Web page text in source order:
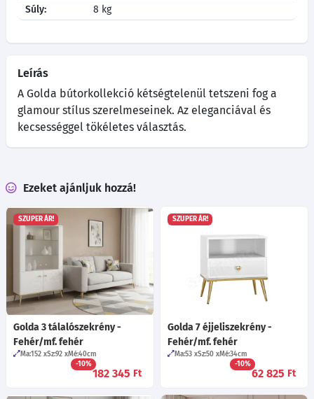
Súly:
8 kg
Leírás
A Golda bútorkollekció kétségtelenül tetszeni fog a
glamour stílus szerelmeseinek. Az eleganciával és
kecsességgel tökéletes választás.
Ezeket ajánljuk hozzá!
SZUPER ÁR!
Golda 3 tálalószekrény -
Fehér/mf. fehér
Ma:152 Sz:92 Mé:40cm
-10%
182 345 Ft
SZUPER ÁR!
Golda 7 éjjeliszekrény -
Fehér/mf. fehér
Ma:53 Sz:50 Mé:34cm
-10%
62 825 Ft